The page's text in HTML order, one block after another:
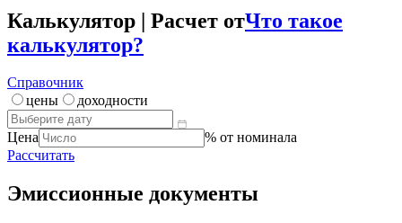
Калькулятор | Расчет отЧто такое
калькулятор?
Справочник
цены
доходности
Цена
% от номинала
Рассчитать
Эмиссионные документы